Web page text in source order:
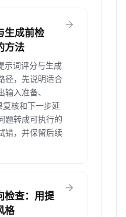
生成前检
方法
示词评分与生成
径，先说明适合
入准备、
核和下一步延
题转成可执行的
错，并保留后续
arrow_forward
检查：用提
格
arrow_forward